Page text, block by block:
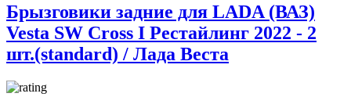
Брызговики задние для LADA (ВАЗ)
Vesta SW Cross I Рестайлинг 2022 - 2
шт.(standard) / Лада Веста